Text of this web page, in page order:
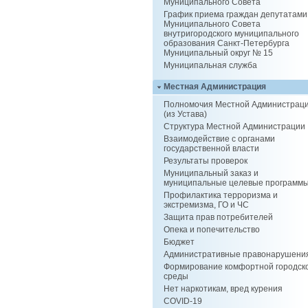
Муниципального Совета
График приема граждан депутатами
Муниципального Совета
внутригородского муниципального
образования Санкт-Петербурга
Муниципальный округ № 15
Муниципальная служба
Местная Администрация
Полномочия Местной
(из Устава)
Структура Местной Администрации
Взаимодействие с органами
государственной власти
Результаты проверок
Муниципальный заказ и
муниципальные целевые программы
Профилактика терроризма и
экстремизма, ГО и ЧС
Защита прав потребителей
Опека и попечительство
Бюджет
Административные
Формирование комфортной
среды
Нет наркотикам, вред курения
COVID-19